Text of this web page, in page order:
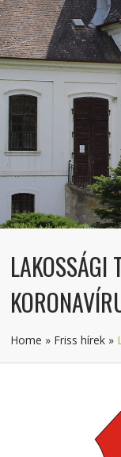
LAKOSSÁGI
Home » Friss hírek »